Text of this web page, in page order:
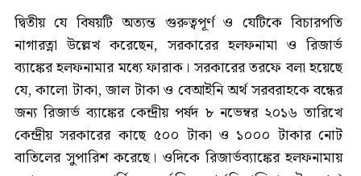
দ্বিতীয় যে বিষয়টি অত্যন্ত গুরুত্বপূর্ণ ও যেটিকে বিচারপতি
নাগারত্না উল্লেখ করেছেন, সরকারের হলফনামা ও রিজার্ভ
ব্যাঙ্কের হলফনামার মধ্যে ফারাক। সরকারের তরফে বলা হয়েছে
যে, কালো টাকা, জাল টাকা ও বেআইনি অর্থ সরবরাহকে বন্ধের
জন্য রিজার্ভ ব্যাঙ্কের কেন্দ্রীয় পর্ষদ ৮ নভেম্বর ২০১৬ তারিখে
কেন্দ্রীয় সরকারের কাছে ৫০০ টাকা ও ১০০০ টাকার নোট
বাতিলের সুপারিশ করেছে। ওদিকে রিজার্ভব্যাঙ্কের হলফনামায়